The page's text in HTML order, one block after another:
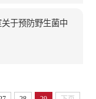
于预防野生菌中